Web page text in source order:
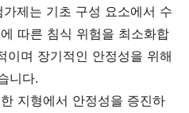
제는 기초 구성 요소에서 수
따른 침식 위험을 최소화합
이며 장기적인 안정성을 위해
니다.
지형에서 안정성을 증진하